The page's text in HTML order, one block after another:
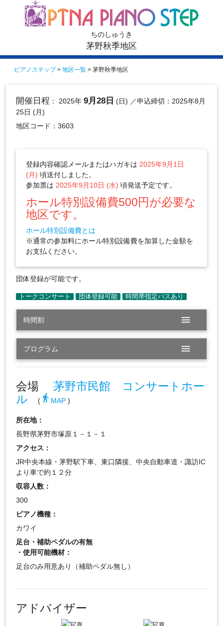
ちのしゅうき
茅野秋季地区
ピアノステップ> 地区一覧 > 茅野秋季地区
開催日程 ： 2025年 9月28日 (日) ／申込締切：2025年8月
25日 (月)
地区コード：3603
登録内容確認メールまたはハガキは 2025年9月1日
(月) 頃送付しました。
参加票は 2025年9月10日 (水) 頃発送予定です。
ホール特別設備費500円が必要な
地区です。
ホール特別設備費とは
※通常の参加料にホール特別設備費を加算した金額を
お支払ください。
団体登録が可能です。
時間割 menu
プログラム menu
会場 茅野市民館 コンサートホー
ル
(directions_walk MAP)
所在地：
長野県茅野市塚原１－１－１
アクセス：
JR中央本線・茅野駅下車、東口隣接、中央自動車道・諏訪IC
より車で約１２分
収容人数：
300
ピアノ機種：
カワイ
足台・補助ペダルの有無
・使用可能機材：
足台のみ用意あり（補助ペダル無し）
アドバイザー